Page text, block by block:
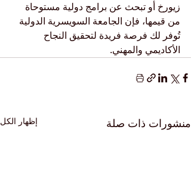
زيورخ أو تبحث عن برامج دولية مستوحاة
من قيمها، فإن الجامعة السويسرية الدولية
تُوفر لك فرصة فريدة لتحقيق النجاح
الأكاديمي والمهني.
منشورات ذات صلة إظهار الكل